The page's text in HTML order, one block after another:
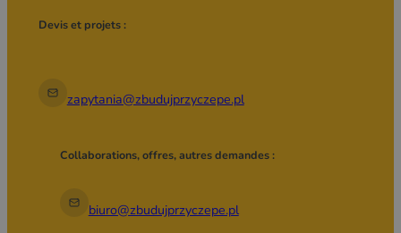
Devis et projets :
zapytania@zbudujprzyczepe.pl
Collaborations, offres, autres demandes :
biuro@zbudujprzyczepe.pl